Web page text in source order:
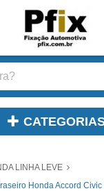
LINHA LEVE
Honda Accord